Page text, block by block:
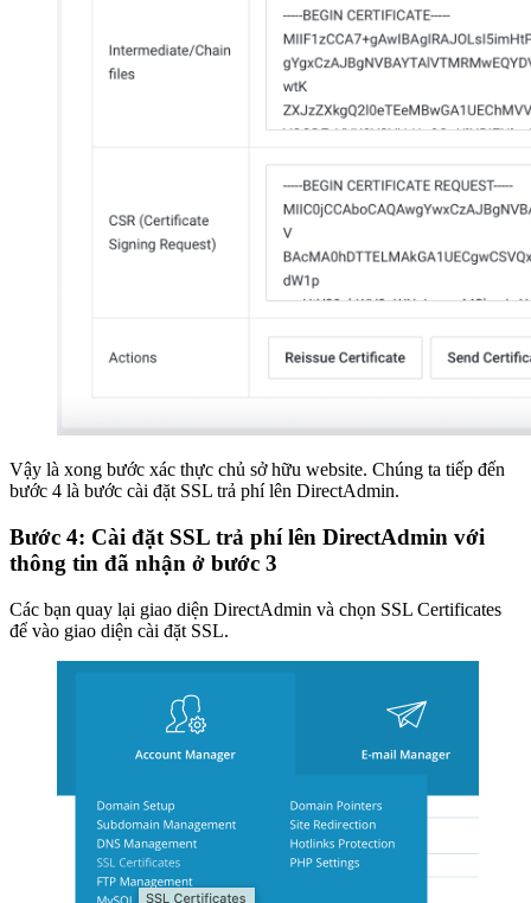
Vậy là xong bước xác thực chủ sở hữu website. Chúng ta tiếp đến
bước 4 là bước cài đặt SSL trả phí lên DirectAdmin.
Bước 4: Cài đặt SSL trả phí lên DirectAdmin với
thông tin đã nhận ở bước 3
Các bạn quay lại giao diện DirectAdmin và chọn SSL Certificates
để vào giao diện cài đặt SSL.